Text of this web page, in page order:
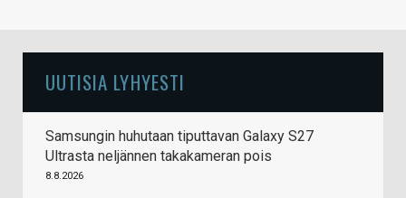
UUTISIA LYHYESTI
Samsungin huhutaan tiputtavan Galaxy S27
Ultrasta neljännen takakameran pois
8.8.2026